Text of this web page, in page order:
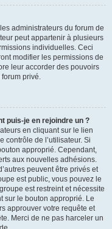
administrateurs du forum de
peut appartenir à plusieurs
individuelles. Ceci
modifier les permissions de
leur accorder des pouvoirs
privé.
puis-je en rejoindre un ?
en cliquant sur le lien
contrôle de l’utilisateur. Si
approprié. Cependant,
aux nouvelles adhésions.
peuvent être privés et
est public, vous pouvez le
est restreint et nécessite
sur le bouton approprié. Le
approuver votre requête et
Merci de ne pas harceler un